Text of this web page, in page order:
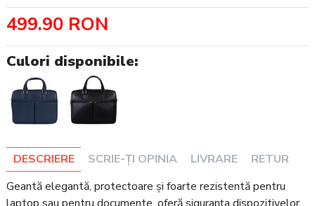
Culori disponibile:
DESCRIERE SCRIE-ȚI OPINIA LIVRARE
RETUR
Geantă elegantă, protectoare și foarte rezistentă pentru
499.90 RON